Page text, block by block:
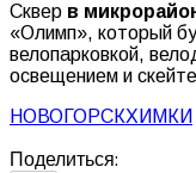
Cквер в
«Олимп», который
велопарковкой,
освещением и
НОВОГОРСКХИМКИ
Поделиться: